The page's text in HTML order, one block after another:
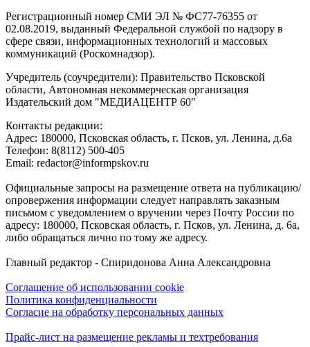
Регистрационный номер СМИ ЭЛ № ФС77-76355 от
02.08.2019, выданный Федеральной службой по надзору в
сфере связи, информационных технологий и массовых
коммуникаций (Роскомнадзор).
Учредитель (соучредители): Правительство Псковской
области, Автономная некоммерческая организация
Издательский дом "МЕДИАЦЕНТР 60"
Контакты редакции:
Адреc: 180000, Псковская область, г. Псков, ул. Ленина, д.6а
Телефон: 8(8112) 500-405
Email: redactor@informpskov.ru
Официальные запросы на размещение ответа на публикацию/
опровержения информации следует направлять заказным
письмом с уведомлением о вручении через Почту России по
адресу: 180000, Псковская область, г. Псков, ул. Ленина, д. 6а,
либо обращаться лично по тому же адресу.
Главный редактор - Спиридонова Анна Александровна
Соглашение об использовании cookie
Политика конфиденциальности
Согласие на обработку персональных данных
Прайс-лист на размещение рекламы и техтребования